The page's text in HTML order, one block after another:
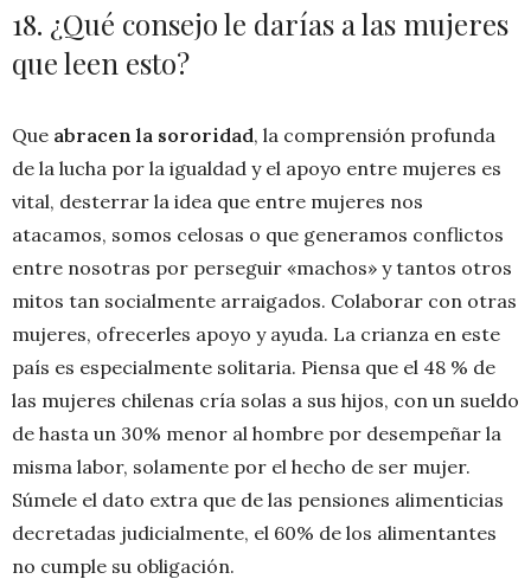
18. ¿Qué consejo le darías a las mujeres
que leen esto?
Que abracen la sororidad, la comprensión profunda
de la lucha por la igualdad y el apoyo entre mujeres es
vital, desterrar la idea que entre mujeres nos
atacamos, somos celosas o que generamos conflictos
entre nosotras por perseguir «machos» y tantos otros
mitos tan socialmente arraigados. Colaborar con otras
mujeres, ofrecerles apoyo y ayuda. La crianza en este
país es especialmente solitaria. Piensa que el 48 % de
las mujeres chilenas cría solas a sus hijos, con un sueldo
de hasta un 30% menor al hombre por desempeñar la
misma labor, solamente por el hecho de ser mujer.
Súmele el dato extra que de las pensiones alimenticias
decretadas judicialmente, el 60% de los alimentantes
no cumple su obligación.